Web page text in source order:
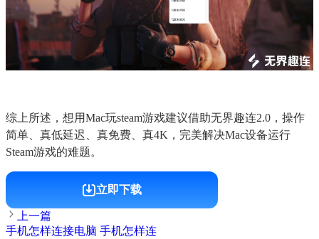
综上所述，想用Mac玩steam游戏建议借助无界趣连2.0，操作
简单、真低延迟、真免费、真4K，完美解决Mac设备运行
Steam游戏的难题。
立即下载
上一篇
手机怎样连接电脑 手机怎样连